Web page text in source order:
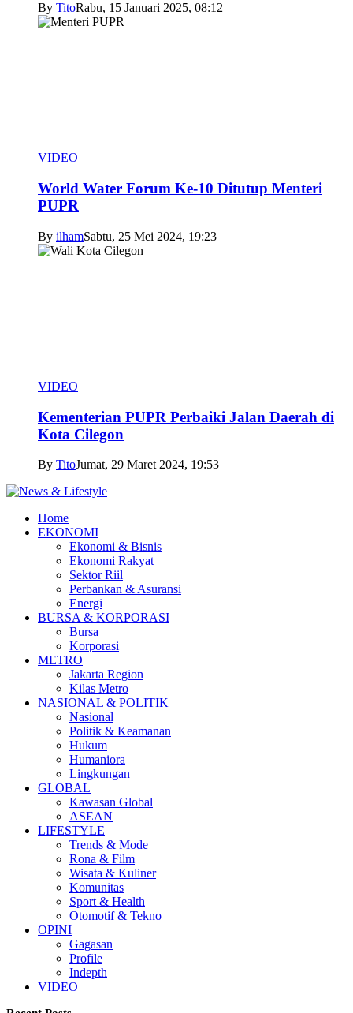
By TitoRabu, 15 Januari 2025, 08:12
VIDEO
World Water Forum Ke-10 Ditutup Menteri
PUPR
By ilhamSabtu, 25 Mei 2024, 19:23
VIDEO
Kementerian PUPR Perbaiki Jalan Daerah di
Kota Cilegon
By TitoJumat, 29 Maret 2024, 19:53
Home
EKONOMI
Ekonomi & Bisnis
Ekonomi Rakyat
Sektor Riil
Perbankan & Asuransi
Energi
BURSA & KORPORASI
Bursa
Korporasi
METRO
Jakarta Region
Kilas Metro
NASIONAL & POLITIK
Nasional
Politik & Keamanan
Hukum
Humaniora
Lingkungan
GLOBAL
Kawasan Global
ASEAN
LIFESTYLE
Trends & Mode
Rona & Film
Wisata & Kuliner
Komunitas
Sport & Health
Otomotif & Tekno
OPINI
Gagasan
Profile
Indepth
VIDEO